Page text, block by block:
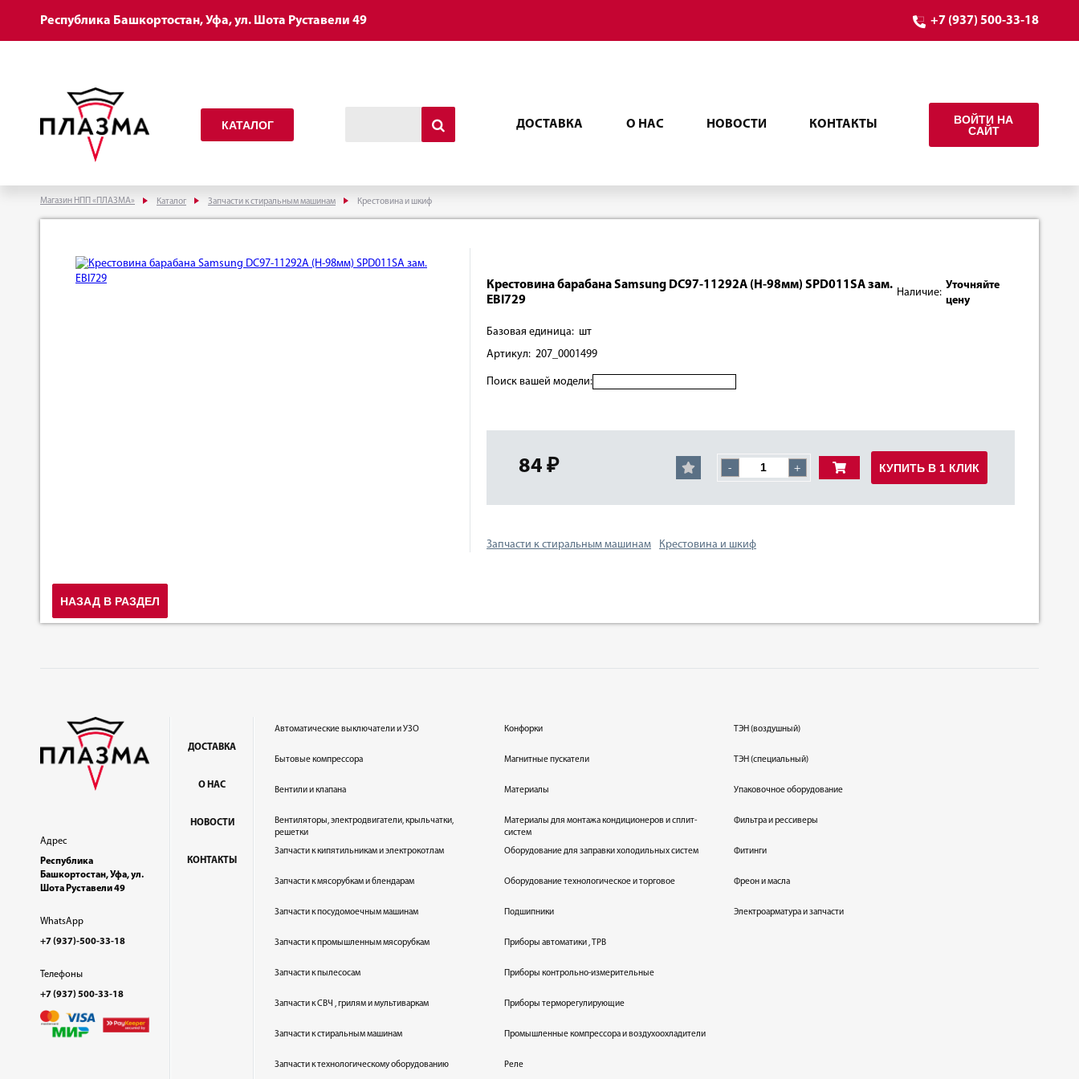
Республика Башкортостан, Уфа, ул. Шота Руставели 49 +7 (937) 500-33-18
КАТАЛОГ ДОСТАВКА О НАС НОВОСТИ КОНТАКТЫ
ВОЙТИ НА
САЙТ
Магазин НПП «ПЛАЗМА» Каталог Запчасти к стиральным машинам Крестовина и шкиф
Крестовина барабана Samsung DC97-11292А (Н-98мм) SPD011SA зам.
EBI729
Наличие:
Уточняйте
цену
Базовая единица: шт
Артикул: 207_0001499
Поиск вашей модели:
84 ₽ - + КУПИТЬ В 1 КЛИК
Запчасти к стиральным машинам Крестовина и шкиф
НАЗАД В РАЗДЕЛ
Адрес
Республика
Башкортостан, Уфа, ул.
Шота Руставели 49
WhatsApp
+7 (937)-500-33-18
Телефоны
+7 (937) 500-33-18
ДОСТАВКА
О НАС
НОВОСТИ
КОНТАКТЫ
Автоматические выключатели и УЗО
Бытовые компрессора
Вентили и клапана
Вентиляторы, электродвигатели, крыльчатки,
решетки
Запчасти к кипятильникам и электрокотлам
Запчасти к мясорубкам и блендарам
Запчасти к посудомоечным машинам
Запчасти к промышленным мясорубкам
Запчасти к пылесосам
Запчасти к СВЧ , грилям и мультиваркам
Запчасти к стиральным машинам
Запчасти к технологическому оборудованию
Конфорки
Магнитные пускатели
Материалы
Материалы для монтажа кондиционеров и сплит-
систем
Оборудование для заправки холодильных систем
Оборудование технологическое и торговое
Подшипники
Приборы автоматики , ТРВ
Приборы контрольно-измерительные
Приборы терморегулирующие
Промышленные компрессора и воздухоохладители
Реле
ТЭН (воздушный)
ТЭН (специальный)
Упаковочное оборудование
Фильтра и рессиверы
Фитинги
Фреон и масла
Электроарматура и запчасти